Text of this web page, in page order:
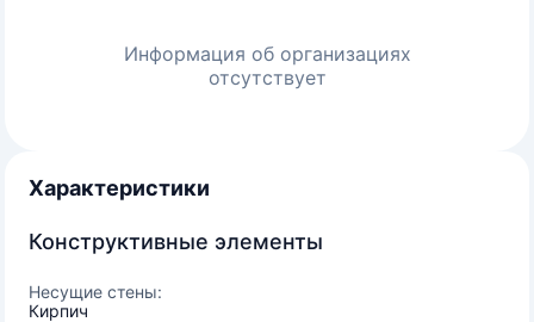
Информация об организациях
отсутствует
Характеристики
Конструктивные элементы
Несущие стены:
Кирпич